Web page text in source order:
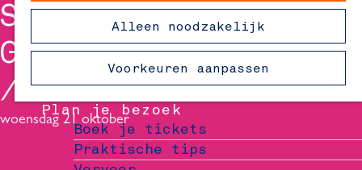
Alleen noodzakelijk
Voorkeuren aanpassen
24 uur in Delft
48 uur in Delft
72 uur in Delft
Overnachtingslocaties in Delft
Plan je bezoek
Boek je tickets
Praktische tips
STEFAN POP -
GENOEG OVER MIJ
woensdag 21 oktober